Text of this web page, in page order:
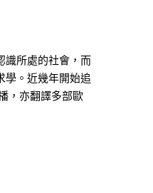
識所處的社會，而
學。近幾年開始追
，亦翻譯多部歐